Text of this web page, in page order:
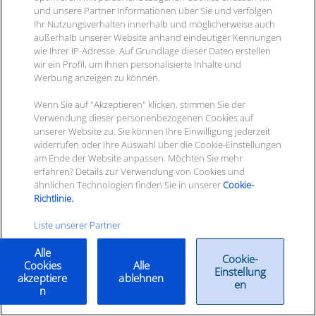
BM:Gibt es schon mess­ba­re
Erfolge?
DF:Der für uns wich­tigs­te Erfolg
war ein Plus von 40% an
Bestellungen, die wir ohne das
System nicht hät­ten gene­rie­ren
kön­nen. Die Pilotphase war eigent­
lich noch bis Ende April geplant,
been­det, sodass wir ent­schie­den
haben, das System an wei­te­re
Kunden aus­zu­rol­len. Wir haben
den Proof of Concept inten­siv dazu
und unsere Partner Informationen über Sie und verfolgen
Ihr Nutzungsverhalten innerhalb und möglicherweise auch
außerhalb unserer Website anhand eindeutiger Kennungen
wie Ihrer IP-Adresse. Auf Grundlage dieser Daten erstellen
wir ein Profil, um Ihnen personalisierte Inhalte und
Werbung anzeigen zu können.
Wenn Sie auf "Akzeptieren" klicken, stimmen Sie der
Verwendung dieser personenbezogenen Cookies auf
unserer Website zu. Sie können Ihre Einwilligung jederzeit
widerrufen oder Ihre Auswahl über die Cookie-Einstellungen
am Ende der Website anpassen. Möchten Sie mehr
erfahren? Details zur Verwendung von Cookies und
ähnlichen Technologien finden Sie in unsererCookie-
Richtlinie.
Liste unserer Partner
Cookie-
Einstellung
en
Alle
ablehnen
Alle
Cookies
akzeptiere
n